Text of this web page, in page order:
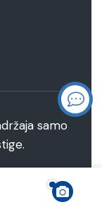
samo